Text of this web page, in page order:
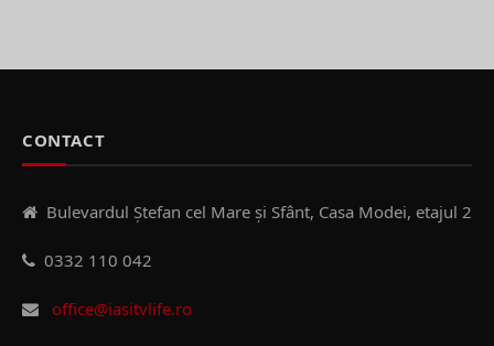
CONTACT
Bulevardul Ștefan cel Mare și Sfânt, Casa Modei, etajul 2
0332 110 042
office@iasitvlife.ro